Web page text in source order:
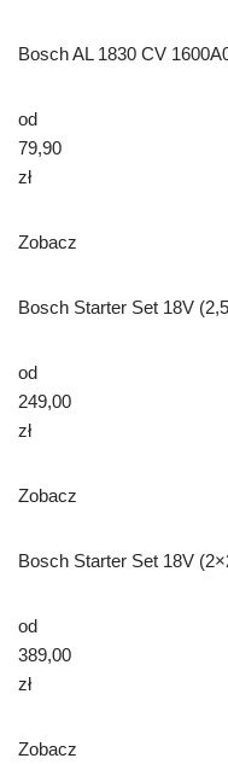
Bosch AL 1830 CV
od
79,90
zł
Zobacz
Bosch Starter Set 18V
od
249,00
zł
Zobacz
Bosch Starter Set 18V
od
389,00
zł
Zobacz